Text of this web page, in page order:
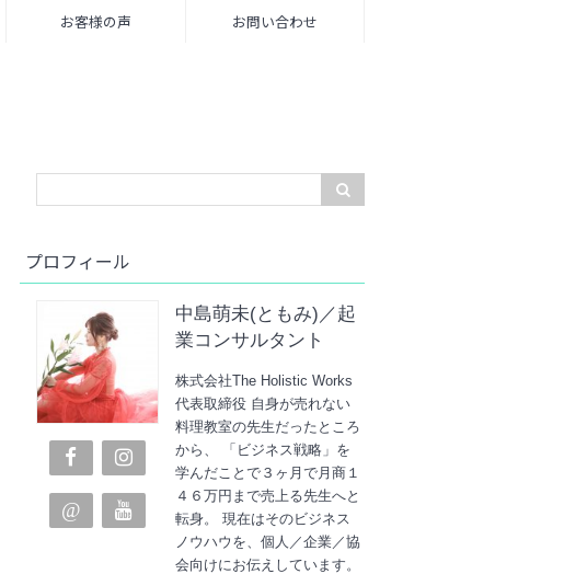
お客様の声 お問い合わせ
プロフィール
中島萌未(ともみ)／起
業コンサルタント
株式会社The Holistic Works
代表取締役 自身が売れない
料理教室の先生だったところ
から、 「ビジネス戦略」を
学んだことで３ヶ月で月商１
４６万円まで売上る先生へと
転身。 現在はそのビジネス
ノウハウを、個人／企業／協
会向けにお伝えしています。